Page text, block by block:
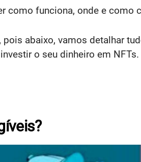
como funciona, onde e como
pois abaixo, vamos detalhar
o seu dinheiro em NFTs.